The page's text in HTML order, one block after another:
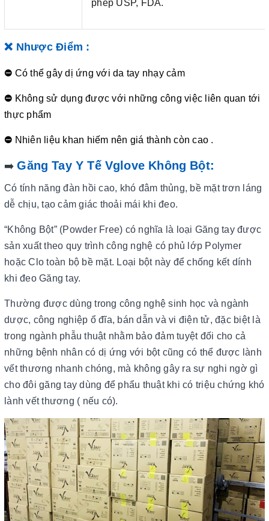
phép USP, FDA.
❌ Nhược Điểm :
⛔ Có thể gây dị ứng với da tay nhạy cảm
⛔ Không sử dụng được với những công việc liên quan tới
thực phẩm
⛔ Nhiên liệu khan hiếm nên giá thành còn cao .
➡️Găng Tay Y Tế Vglove Không Bột:
Có tính năng đàn hồi cao, khó đâm thủng, bề mặt trơn láng
dễ chịu, tạo cảm giác thoải mái khi đeo.
“Không Bột” (Powder Free) có nghĩa là loại Găng tay được
sản xuất theo quy trình công nghệ có phủ lớp Polymer
hoặc Clo toàn bộ bề mặt. Loại bột này để chống kết dính
khi đeo Găng tay.
Thường được dùng trong công nghệ sinh học và ngành
dược, công nghiệp ổ đĩa, bán dẫn và vi điện tử, đặc biệt là
trong ngành phẫu thuật nhằm bảo đảm tuyệt đối cho cả
những bệnh nhân có dị ứng với bột cũng có thể được lành
vết thương nhanh chóng, mà không gây ra sự nghi ngờ gì
cho đôi găng tay dùng để phẩu thuật khi có triệu chứng khó
lành vết thương ( nếu có).